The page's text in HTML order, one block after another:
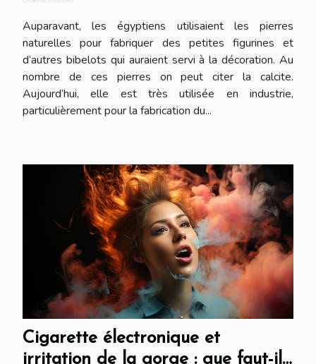
Auparavant, les égyptiens utilisaient les pierres
naturelles pour fabriquer des petites figurines et
d’autres bibelots qui auraient servi à la décoration. Au
nombre de ces pierres on peut citer la calcite.
Aujourd’hui, elle est très utilisée en industrie,
particulièrement pour la fabrication du...
Cigarette électronique et
irritation de la gorge : que faut-il